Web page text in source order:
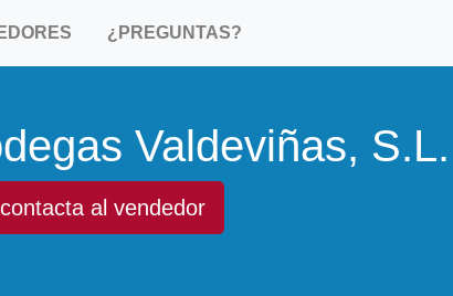
¿PREGUNTAS?
Valdeviñas, S.L.
contacta al vendedor